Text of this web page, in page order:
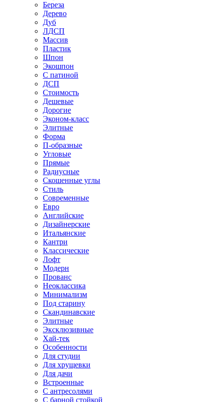
Береза
Дерево
Дуб
ЛДСП
Массив
Пластик
Шпон
Экошпон
С патиной
ДСП
Стоимость
Дешевые
Дорогие
Эконом-класс
Элитные
Форма
П-образные
Угловые
Прямые
Радиусные
Скошенные углы
Стиль
Современные
Евро
Английские
Дизайнерские
Итальянские
Кантри
Классические
Лофт
Модерн
Прованс
Неоклассика
Минимализм
Под старину
Скандинавские
Элитные
Эксклюзивные
Хай-тек
Особенности
Для студии
Для хрущевки
Для дачи
Встроенные
С антресолями
С барной стойкой